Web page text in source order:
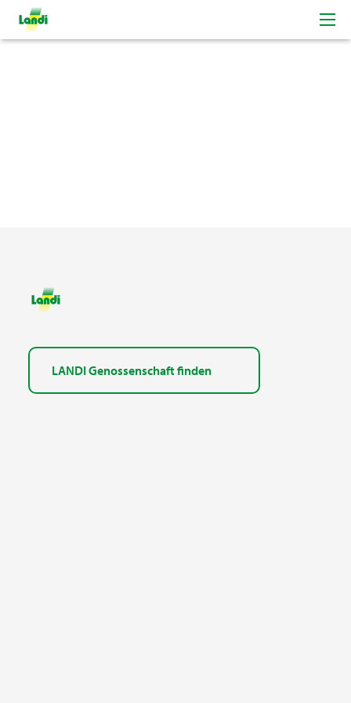
LANDI Genossenschaft finden